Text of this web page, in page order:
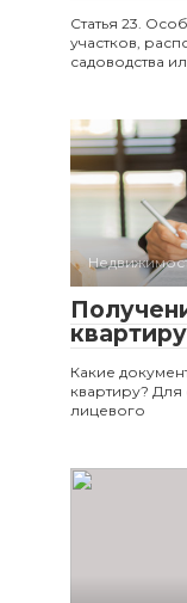
Статья 23.
участков,
садоводства
квартиру
Какие
квартиру? Для
лицевого